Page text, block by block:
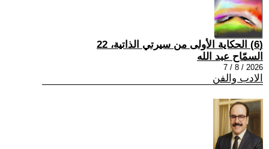
(6) الحكاية الأولى من سيرتي الذاتية، 22
السمّاح عبد الله
2026 / 8 / 7
الادب والفن